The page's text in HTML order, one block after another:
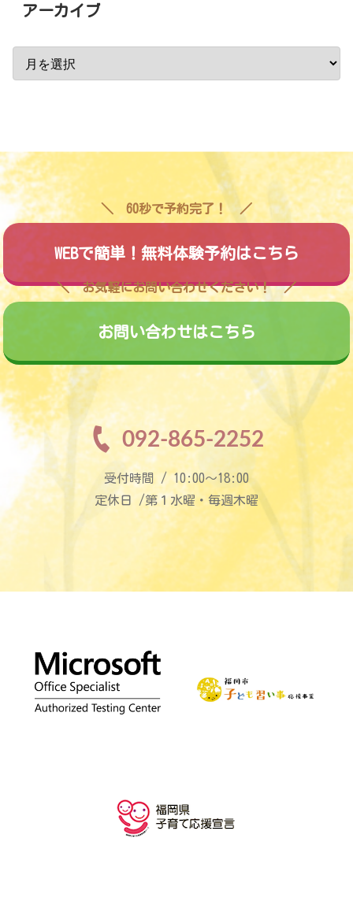
アーカイブ
60秒で予約完了！
WEBで簡単！無料体験予約はこちら
お気軽にお問い合わせください！
お問い合わせはこちら
092-865-2252
受付時間 / 10:00〜18:00
定休日 /第１水曜・毎週木曜